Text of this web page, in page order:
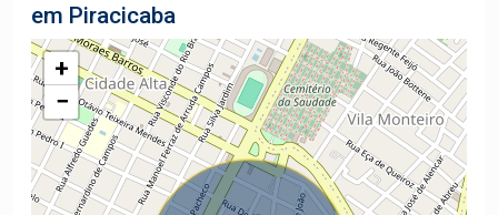
em Piracicaba
+
−